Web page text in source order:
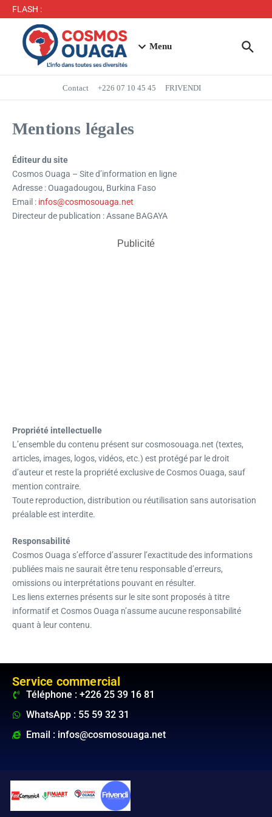
FLASH :
Mbappé entre dans l’histoire des Bleus
Menu
Contact +226 07 10 45 45 FRIVENDI
Mentions légales
Éditeur du site
Cosmos Ouaga – Site d’information en ligne
Adresse : Ouagadougou, Burkina Faso
Email : infos@cosmosouaga.net
Directeur de publication : Assane BAGAYA
Publicité
Propriété intellectuelle
L’ensemble du contenu présent sur cosmosouaga.net (textes,
articles, images, logos, vidéos, etc.) est protégé par le droit
d’auteur et reste la propriété exclusive de Cosmos Ouaga, sauf
mention contraire.
Toute reproduction, distribution ou réutilisation sans autorisation
préalable est interdite.
Responsabilité
Cosmos Ouaga s’efforce d’assurer l’exactitude des informations
publiées mais ne saurait être tenu responsable d’erreurs,
omissions ou interprétations pouvant en résulter.
Les liens externes présents sur le site sont proposés à titre
informatif et Cosmos Ouaga n’assume aucune responsabilité
quant à leur contenu.
Service commercial
Téléphone : +226 25 39 16 81
WhatsApp : 55 59 32 31
Email : infos@cosmosouaga.net